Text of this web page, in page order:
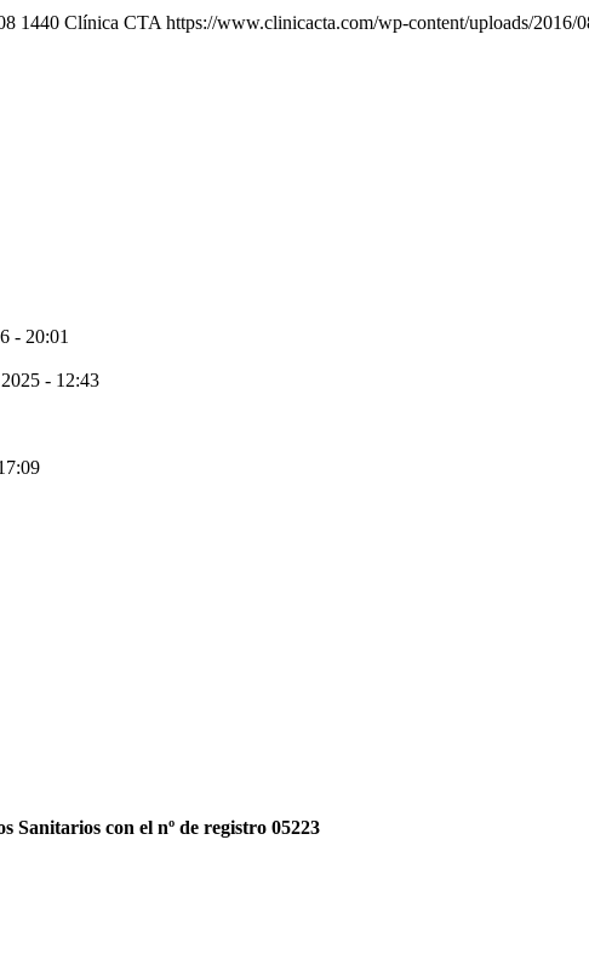
1440 Clínica CTA https://www.clinicacta.com/wp-content/uploads/2016/
- 20:01
- 12:43
Sanitarios con el nº de registro 05223